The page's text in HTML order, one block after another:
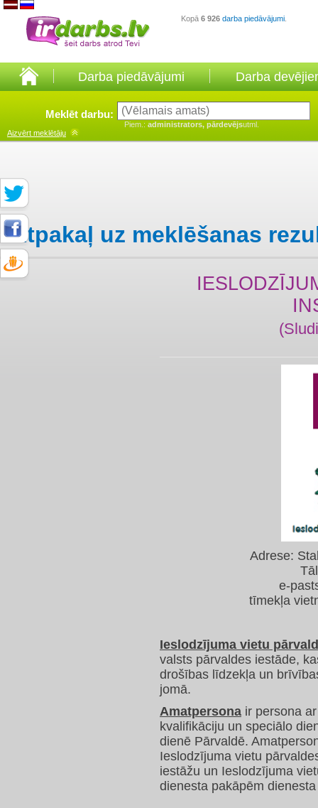
Kopā 6 926 darba piedāvājumi
Darba piedāvājumi Darba
Meklēt darbu:
Piem.: administrators, pārdevējsutml.
Aizvērt meklētāju
Atpakaļ uz meklēšanas
Adrese:
e-
tīmekļa
Ieslodzījuma vietu
valsts pārvaldes iestāde,
drošības līdzekļa un
jomā.
Amatpersona ir persona
kvalifikāciju un speciālo
dienē Pārvaldē.
Ieslodzījuma vietu
iestāžu un Ieslodzījuma
dienesta pakāpēm